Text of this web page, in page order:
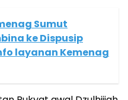
Sumut
ke Dispusip
layanan Kemenag